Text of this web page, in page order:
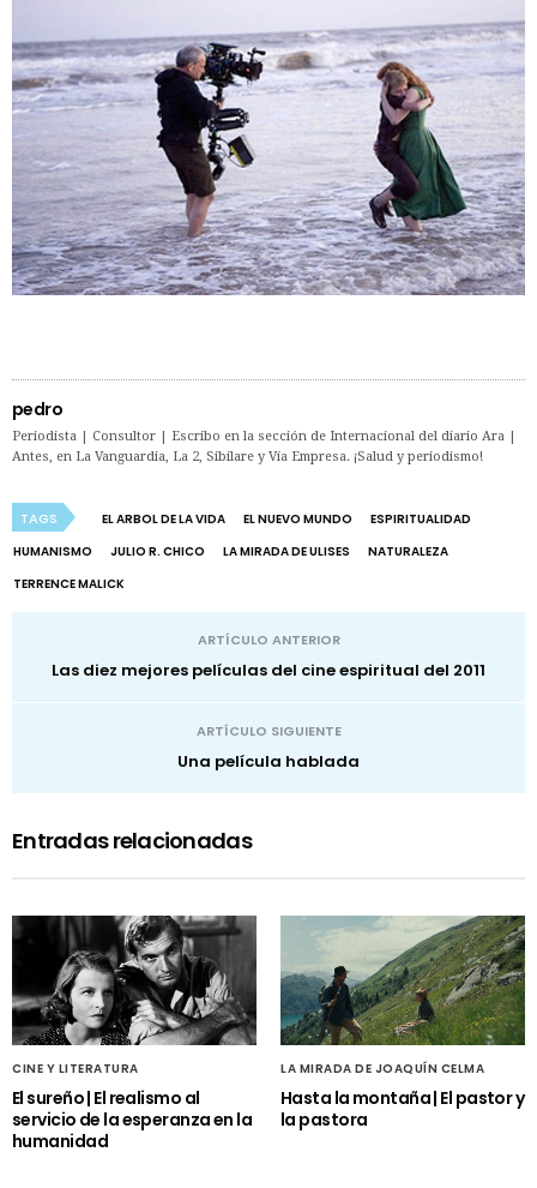
pedro
Periodista | Consultor | Escribo en la sección de Internacional del diario Ara |
Antes, en La Vanguardia, La 2, Sibilare y Vía Empresa. ¡Salud y periodismo!
TAGS EL ARBOL DE LA VIDA EL NUEVO MUNDO
ESPIRITUALIDAD
HUMANISMO
JULIO R. CHICO LA MIRADA DE ULISES
NATURALEZA
TERRENCE MALICK
ARTÍCULO ANTERIOR
Las diez mejores películas del cine espiritual del 2011
ARTÍCULO SIGUIENTE
Una película hablada
Entradas relacionadas
CINE Y LITERATURA
El sureño | El realismo al
servicio de la esperanza en la
humanidad
LA MIRADA DE JOAQUÍN CELMA
Hasta la montaña | El pastor y
la pastora